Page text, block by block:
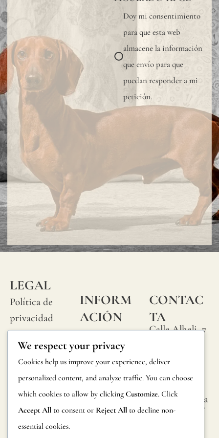
Doy mi consentimiento
para que esta web
almacene la información
que envío para que
puedan responder a mi
petición.
LEGAL
Política de
privacidad
Política de
cookies
Condiciones
generales
Aviso legal
INFORM
ACIÓN
Preguntas
frecuentes
Información
productos
CONTAC
TA
Calle Alheli, 7
de la Victoria
Málaga,
España
hola@jamesma
lonefabrics.co
m
para
la
Dado
que
una
fibra
nudos
se
en
We respect your privacy
Cookies help us improve your experience, deliver
personalized content, and analyze traffic. You can choose
which cookies to allow by clicking Customize. Click
Accept All to consent or Reject All to decline non-
essential cookies.